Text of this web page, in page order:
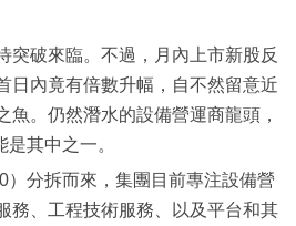
突破來臨。不過，月內上市新股反
日內竟有倍數升幅，自不然留意近
魚。仍然潛水的設備營運商龍頭，
其中之一。
）分拆而來，集團目前專注設備營
務、工程技術服務、以及平台和其